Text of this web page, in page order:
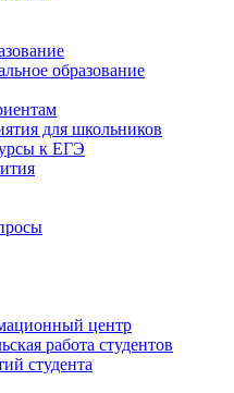
образование
для школьников
к ЕГЭ
центр
работа студентов
студента